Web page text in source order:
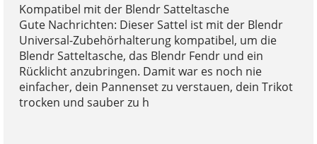
Kompatibel mit der Blendr Satteltasche
Gute Nachrichten: Dieser Sattel ist mit der Blendr
Universal-Zubehörhalterung kompatibel, um die
Blendr Satteltasche, das Blendr Fendr und ein
Rücklicht anzubringen. Damit war es noch nie
einfacher, dein Pannenset zu verstauen, dein Trikot
trocken und sauber zu h